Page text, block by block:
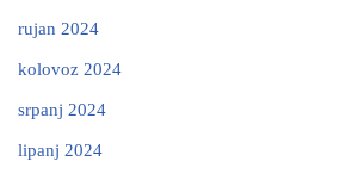
rujan 2024
kolovoz 2024
srpanj 2024
lipanj 2024